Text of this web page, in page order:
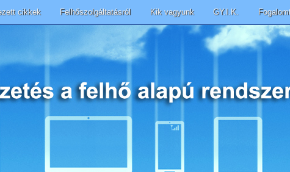
cikkek Felhőszolgáltatásról Kik vagyunk GY.I.K.